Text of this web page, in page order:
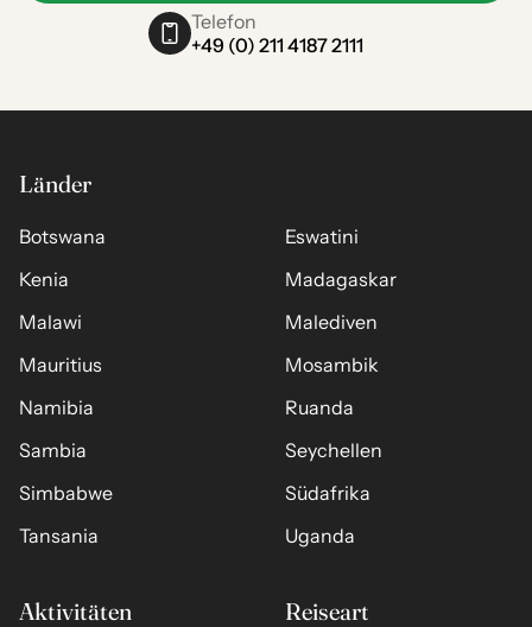
Telefon
+49 (0) 211 4187 2111
Länder
Botswana
Eswatini
Kenia
Madagaskar
Malawi
Malediven
Mauritius
Mosambik
Namibia
Ruanda
Sambia
Seychellen
Simbabwe
Südafrika
Tansania
Uganda
Aktivitäten Reiseart